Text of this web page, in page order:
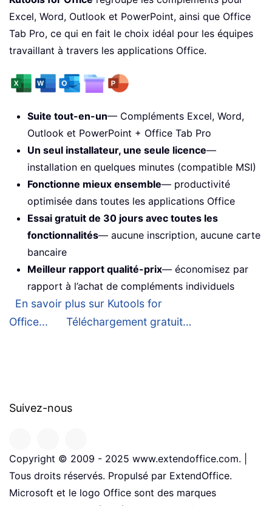
Excel, Word, Outlook et PowerPoint, ainsi que Office
Tab Pro, ce qui en fait le choix idéal pour les équipes
travaillant à travers les applications Office.
Suite tout-en-un— Compléments Excel, Word,
Outlook et PowerPoint + Office Tab Pro
Un seul installateur, une seule licence—
installation en quelques minutes (compatible MSI)
Fonctionne mieux ensemble— productivité
optimisée dans toutes les applications Office
Essai gratuit de 30 jours avec toutes les
fonctionnalités— aucune inscription, aucune carte
bancaire
Meilleur rapport qualité-prix— économisez par
rapport à l’achat de compléments individuels
En savoir plus sur Kutools for
Office...
Téléchargement gratuit…
Suivez-nous
Copyright © 2009 - 2025 www.extendoffice.com. |
Tous droits réservés. Propulsé par ExtendOffice.
Microsoft et le logo Office sont des marques